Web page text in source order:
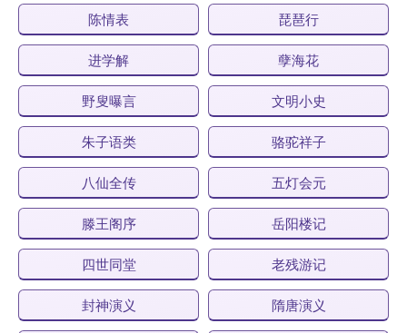
陈情表 琵琶行
进学解 孽海花
野叟曝言 文明小史
朱子语类 骆驼祥子
八仙全传 五灯会元
滕王阁序 岳阳楼记
四世同堂 老残游记
封神演义 隋唐演义